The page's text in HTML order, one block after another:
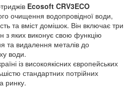
Ecosoft CRV3ECO
очищення водопровідної води,
та вміст домішок. Він включає три
з яких виконує свою функцію
та видалення металів до
води.
із високоякісних європейських
стандартних потрійних
ринку.